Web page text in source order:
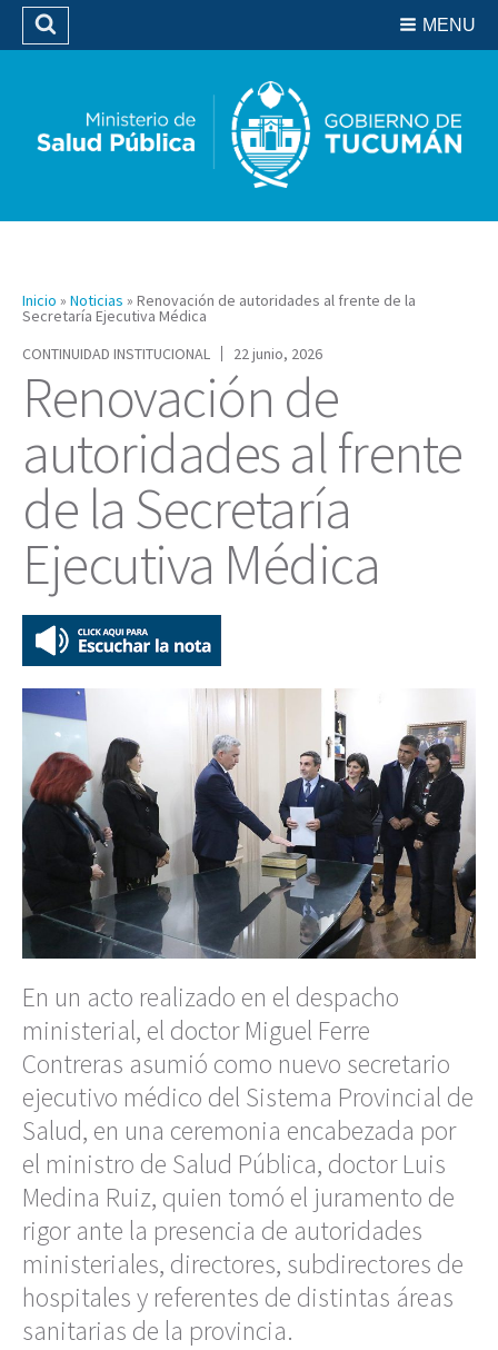
Biblioteca
MENU
Buscar
Inicio » Noticias » Renovación de autoridades al frente de la
Secretaría Ejecutiva Médica
CONTINUIDAD INSTITUCIONAL
22 junio, 2026
Renovación de
autoridades al frente
de la Secretaría
Ejecutiva Médica
En un acto realizado en el despacho
ministerial, el doctor Miguel Ferre
Contreras asumió como nuevo secretario
ejecutivo médico del Sistema Provincial de
Salud, en una ceremonia encabezada por
el ministro de Salud Pública, doctor Luis
Medina Ruiz, quien tomó el juramento de
rigor ante la presencia de autoridades
ministeriales, directores, subdirectores de
hospitales y referentes de distintas áreas
sanitarias de la provincia.